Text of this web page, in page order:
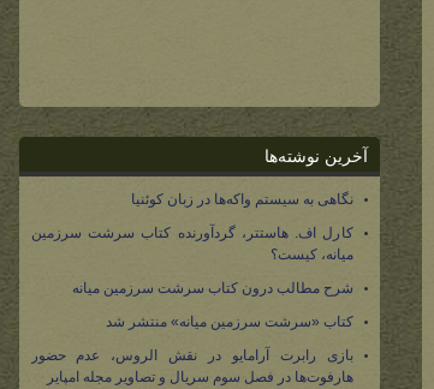
آخرین نوشته‌ها
نگاهی به سیستم واکه‌ها در زبان کوئنیا
کارل اف. هاستتر، گردآورنده کتاب سرشت سرزمین
میانه، کیست؟
شرح مطالب درون کتاب سرشت سرزمین میانه
کتاب «سرشت سرزمین میانه» منتشر شد
بازی رابرت آرامایو در نقش الروس، عدم حضور
هارفوت‌ها در فصل سوم سریال و تصاویر مجله امپایر